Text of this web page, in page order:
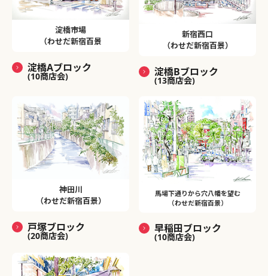
淀橋市場
（わせだ新宿百景
淀橋Aブロック
(10商店会)
新宿西口
（わせだ新宿百景）
淀橋Bブロック
(13商店会)
神田川
（わせだ新宿百景）
戸塚ブロック
(20商店会)
馬場下通りから穴八幡を望む
（わせだ新宿百景）
早稲田ブロック
(10商店会)